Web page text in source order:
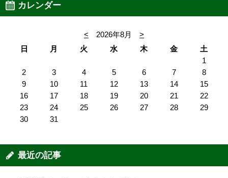
カレンダー
< 2026年8月
>
日
月 火 水 木 金
土
1
2
3 4 5 6 7
8
9
10 11 12 13 14
15
16
17 18 19 20 21
22
23
24 25 26 27 28
29
30
31
最近の記事